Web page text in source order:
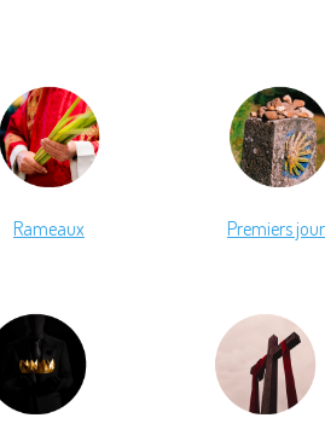
Rameaux Premiers